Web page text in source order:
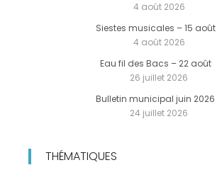
4 août 2026
Siestes musicales – 15 août
4 août 2026
Eau fil des Bacs – 22 août
26 juillet 2026
Bulletin municipal juin 2026
24 juillet 2026
THÉMATIQUES